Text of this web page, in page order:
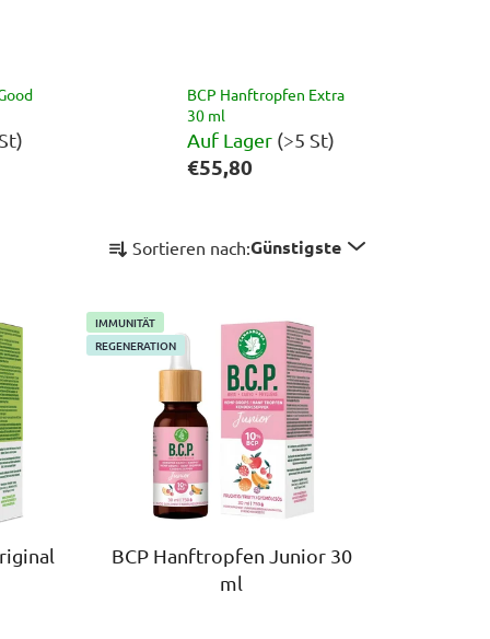
BCP Hanftropfen Extra
30 ml
Auf Lager (>5 St)
€55,80
r
d
u
i
e
Sortieren nach:Günstigste
IMMUNITÄT
REGENERATION
BCP Hanftropfen Junior 30
ml